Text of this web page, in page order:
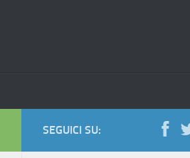
SEGUICI SU: